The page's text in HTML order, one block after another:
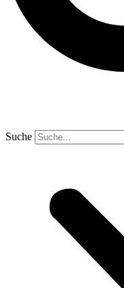
Suche